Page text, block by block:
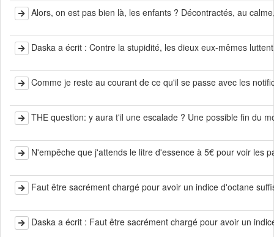
Alors, on est pas bien là, les enfants ? Décontractés, au
Daska a écrit : Contre la stupidité, les dieux eux-mêmes
Comme je reste au courant de ce qu'il se passe avec les
THE question: y aura t'il une escalade ? Une possible fin du
N'empêche que j'attends le litre d'essence à 5€ pour voir les
Faut être sacrément chargé pour avoir un indice d'octane
Daska a écrit : Faut être sacrément chargé pour avoir un